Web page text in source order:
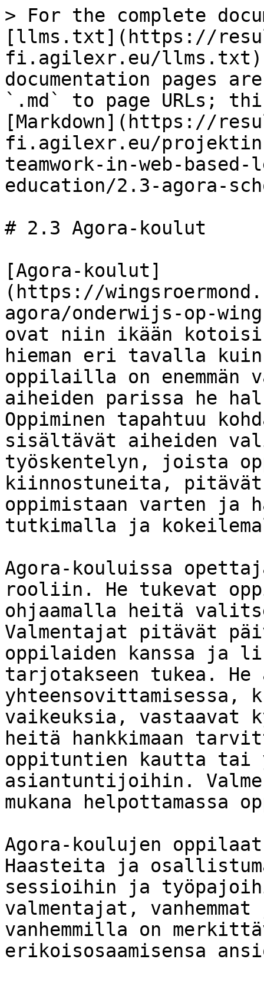
> For the complete
[llms.txt](https://
fi.agilexr.eu/llms.txt).
documentation pages
`.md` to page URLs;
[Markdown](https://
fi.agilexr.eu/
teamwork-in-web-
education/2.3-agora-
# 2.3 Agora-koulut
[Agora-koulut]
(https://
agora/onderwijs-op-
ovat niin ikään
hieman eri tavalla kuin
oppilailla on enemmän
aiheiden parissa he
Oppiminen tapahtuu
sisältävät aiheiden
työskentelyn, joista
kiinnostuneita, pitävät
oppimistaan varten ja
tutkimalla ja
Agora-kouluissa
rooliin. He tukevat
ohjaamalla heitä
Valmentajat pitävät
oppilaiden kanssa ja
tarjotakseen tukea. He
yhteensovittamisessa,
vaikeuksia, vastaavat
heitä hankkimaan
oppituntien kautta tai
asiantuntijoihin.
mukana helpottamassa
Agora-koulujen
Haasteita ja
sessioihin ja
valmentajat,
vanhemmilla on
erikoisosaamisensa